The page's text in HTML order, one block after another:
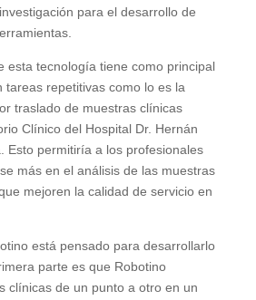
para el desarrollo de
esta tecnología tiene como principal
tareas repetitivas como lo es la
traslado de muestras clínicas
Clínico del Hospital Dr. Hernán
Esto permitiría a los profesionales
más en el análisis de las muestras
mejoren la calidad de servicio en
está pensado para desarrollarlo
parte es que Robotino
clínicas de un punto a otro en un